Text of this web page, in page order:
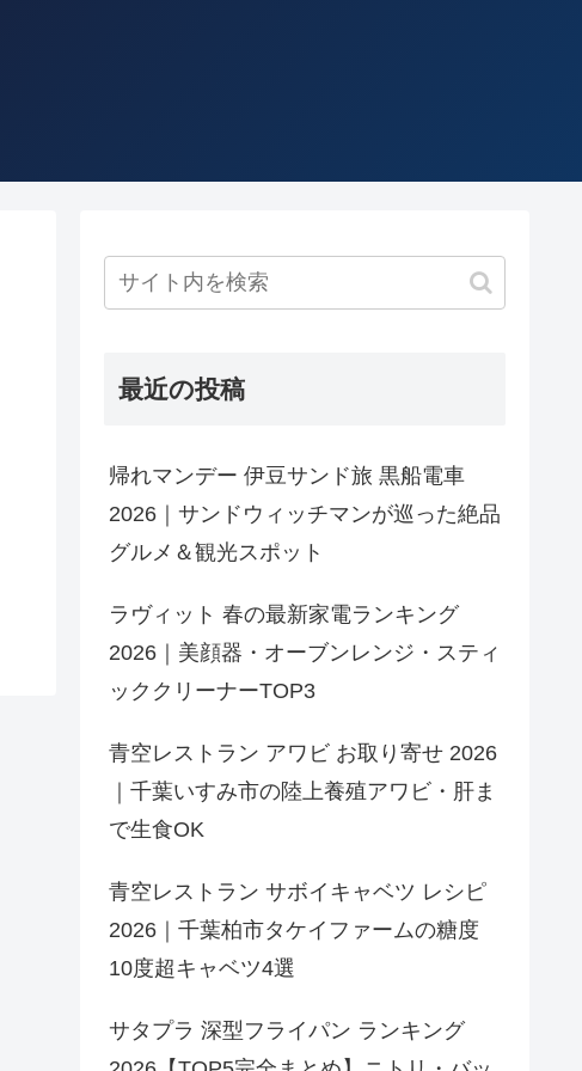
最近の投稿
帰れマンデー 伊豆サンド旅 黒船電車
2026｜サンドウィッチマンが巡った絶品
グルメ＆観光スポット
ラヴィット 春の最新家電ランキング
2026｜美顔器・オーブンレンジ・スティ
ッククリーナーTOP3
青空レストラン アワビ お取り寄せ 2026
｜千葉いすみ市の陸上養殖アワビ・肝ま
で生食OK
青空レストラン サボイキャベツ レシピ
2026｜千葉柏市タケイファームの糖度
10度超キャベツ4選
サタプラ 深型フライパン ランキング